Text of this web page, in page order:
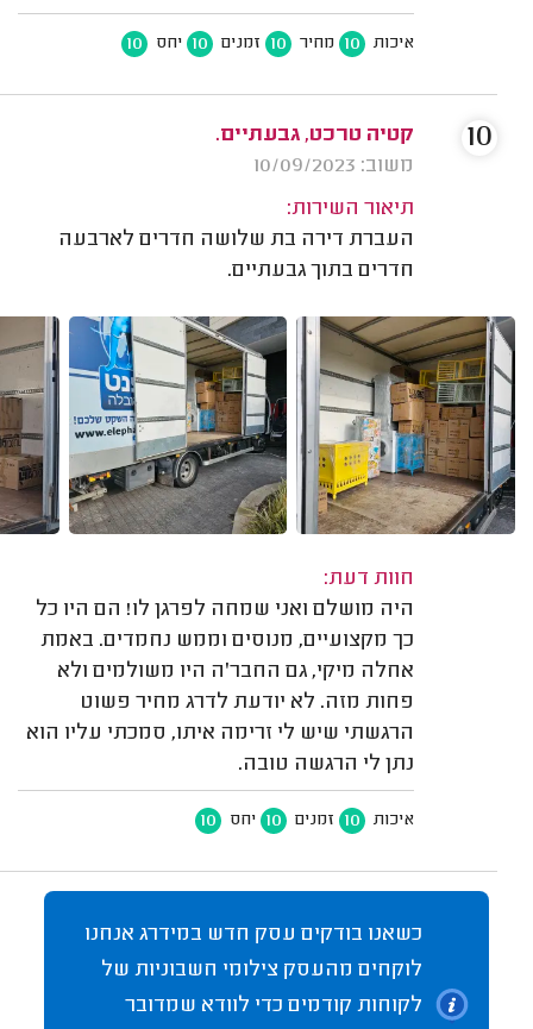
איכות 10 מחיר 10 זמנים 10 יחס 10
קטיה טרכט, גבעתיים.
משוב: 10/09/2023
תיאור השירות:
העברת דירה בת שלושה חדרים לארבעה
חדרים בתוך גבעתיים.
חוות דעת:
היה מושלם ואני שמחה לפרגן לו! הם היו כל
כך מקצועיים, מנוסים וממש נחמדים. באמת
אחלה מיקי, גם החבר'ה היו משולמים ולא
פחות מזה. לא יודעת לדרג מחיר פשוט
הרגשתי שיש לי זרימה איתו, סמכתי עליו הוא
נתן לי הרגשה טובה.
איכות 10 זמנים 10 יחס 10
10
כשאנו בודקים עסק חדש במידרג אנחנו
לוקחים מהעסק צילומי חשבוניות של
לקוחות קודמים כדי לוודא שמדובר